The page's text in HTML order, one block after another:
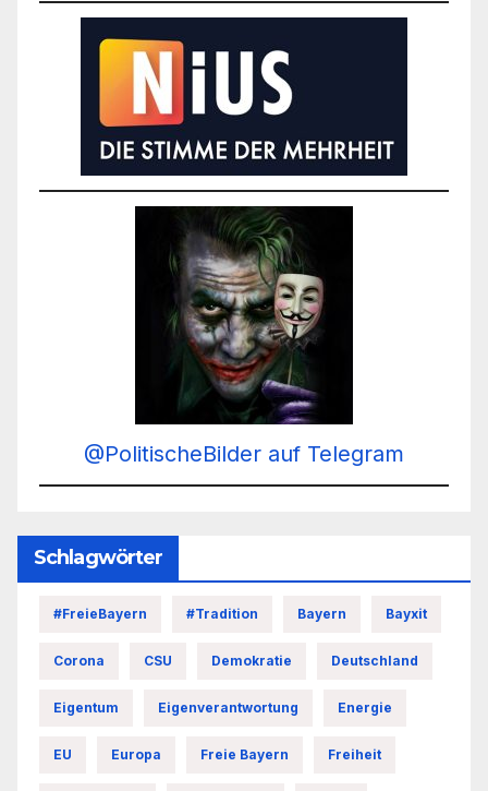
@PolitischeBilder auf Telegram
Schlagwörter
#FreieBayern #Tradition Bayern Bayxit
Corona CSU Demokratie Deutschland
Eigentum Eigenverantwortung Energie
EU Europa Freie Bayern Freiheit